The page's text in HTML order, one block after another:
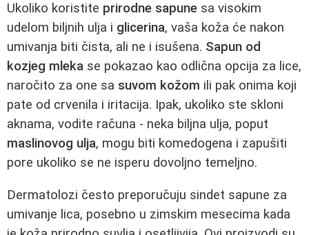
Ukoliko koristite prirodne sapune sa visokim
udelom biljnih ulja i glicerina, vaša koža će nakon
umivanja biti čista, ali ne i isušena. Sapun od
kozjeg mleka se pokazao kao odlična opcija za lice,
naročito za one sa suvom kožom ili pak onima koji
pate od crvenila i iritacija. Ipak, ukoliko ste skloni
aknama, vodite računa - neka biljna ulja, poput
maslinovog ulja, mogu biti komedogena i zapušiti
pore ukoliko se ne isperu dovoljno temeljno.
Dermatolozi često preporučuju sindet sapune za
umivanje lica, posebno u zimskim mesecima kada